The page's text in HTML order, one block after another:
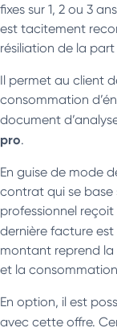
fixes sur 1, 2 ou 3
est tacitement
résiliation de la
Il permet au client
consommation
document
pro.
En guise de mode
contrat qui se base
professionnel
dernière facture est
montant reprend
et la
En option, il est
avec cette offre.